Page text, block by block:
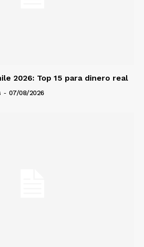
2026: Top 15 para dinero real
- 07/08/2026